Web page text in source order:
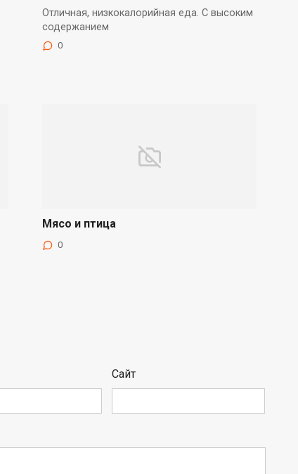
Отличная, низкокалорийная еда. С высоким
содержанием
0
Мясо и птица
0
Сайт